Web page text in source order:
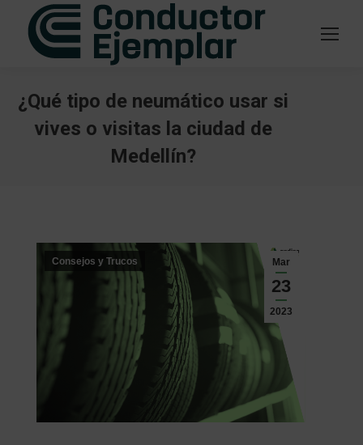
¿Qué tipo de neumático usar si
vives o visitas la ciudad de
Medellín?
Mar
23
2023
Consejos y Trucos